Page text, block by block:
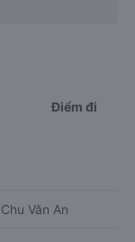
Điểm đi
Chu Văn An